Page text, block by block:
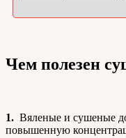
Чем полезен
1. Вяленые и сушеные
повышенную